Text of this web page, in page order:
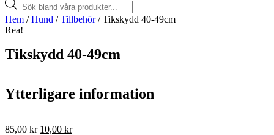
Hem /Hund /Tillbehör/ Tikskydd 40-49cm
Rea!
Tikskydd 40-49cm
Ytterligare information
85,00kr 10,00 kr